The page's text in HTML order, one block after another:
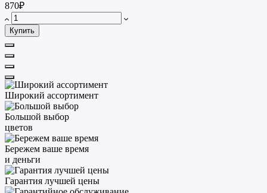
870₽
Купить
Широкий ассортимент
Большой выбор
цветов
Бережем ваше время
и деньги
Гарантия лучшей цены